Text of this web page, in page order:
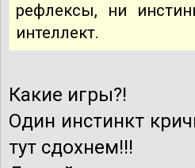
рефлексы, ни
интеллект.
Какие игры?!
Один инстинкт
тут сдохнем!!!